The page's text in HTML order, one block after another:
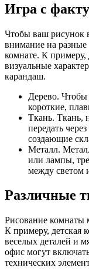
Игра с
Чтобы ваш рисунок
внимание на
комнате. К примеру,
визуальные
карандаш.
Дерево. Чтобы
короткие,
Ткань. Ткань,
передать
создающие
Металл.
или лампы,
между светом
Различные
Рисование комнаты
К примеру, детская
веселых деталей и
офис могут
технических